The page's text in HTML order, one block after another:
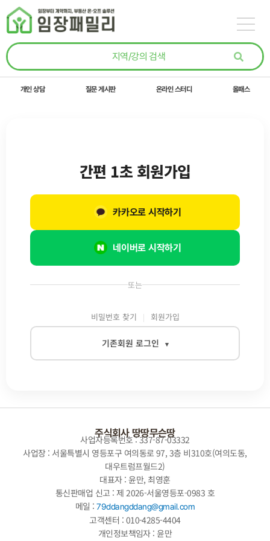
콘텐츠로
건너뛰기
개인 상담 질문 게시판 온라인 스터디 올패스
또는
비밀번호 찾기 회원가입
기존회원 로그인 ▾
로그인
간편 1초 회원가입
네이버로 시작하기
카카오로 시작하기
주식회사 땅땅무슨땅
사업자등록번호 : 337-87-03332
사업장 : 서울특별시 영등포구 여의동로 97, 3층 비310호(여의도동,
대우트럼프월드2)
대표자 : 윤만, 최영훈
통신판매업 신고 : 제 2026-서울영등포-0983 호
메일 :79ddangddang@gmail.com
고객센터 : 010-4285-4404
개인정보책임자 : 윤만